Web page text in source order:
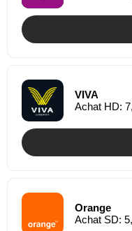
VIVA
Achat HD:
Orange
Achat SD: